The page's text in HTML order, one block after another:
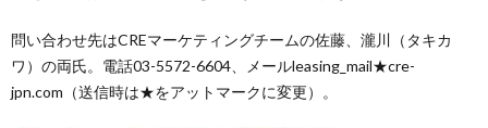
問い合わせ先はCREマーケティングチームの佐藤、瀧川（タキカ
ワ）の両氏。電話03-5572-6604、メールleasing_mail★cre-
jpn.com（送信時は★をアットマークに変更）。